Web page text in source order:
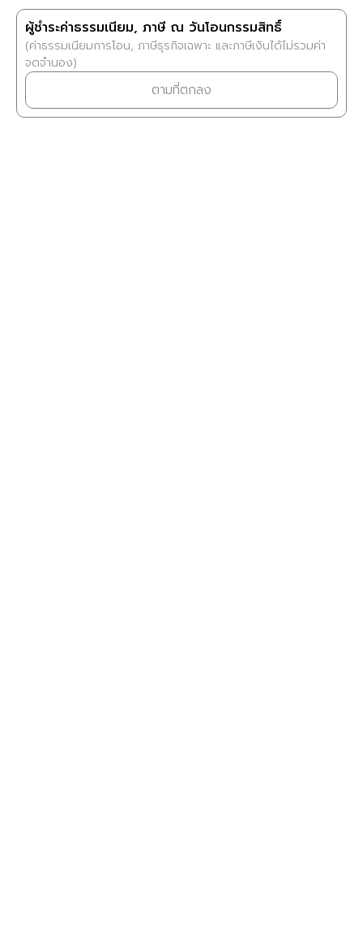
ผู้ชำระค่าธรรมเนียม, ภาษี ณ วันโอนกรรมสิทธิ์
(ค่าธรรมเนียมการโอน, ภาษีธุรกิจเฉพาะ และภาษีเงินได้ไม่รวมค่า
จดจำนอง)
ตามที่ตกลง